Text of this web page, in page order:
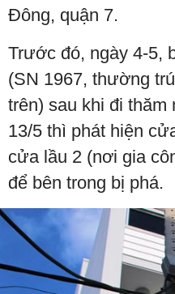
Đông, quận 7.
Trước đó, ngày 4-5,
(SN 1967, thường
trên) sau khi đi
13/5 thì phát hiện
cửa lầu 2 (nơi gia
để bên trong bị phá.